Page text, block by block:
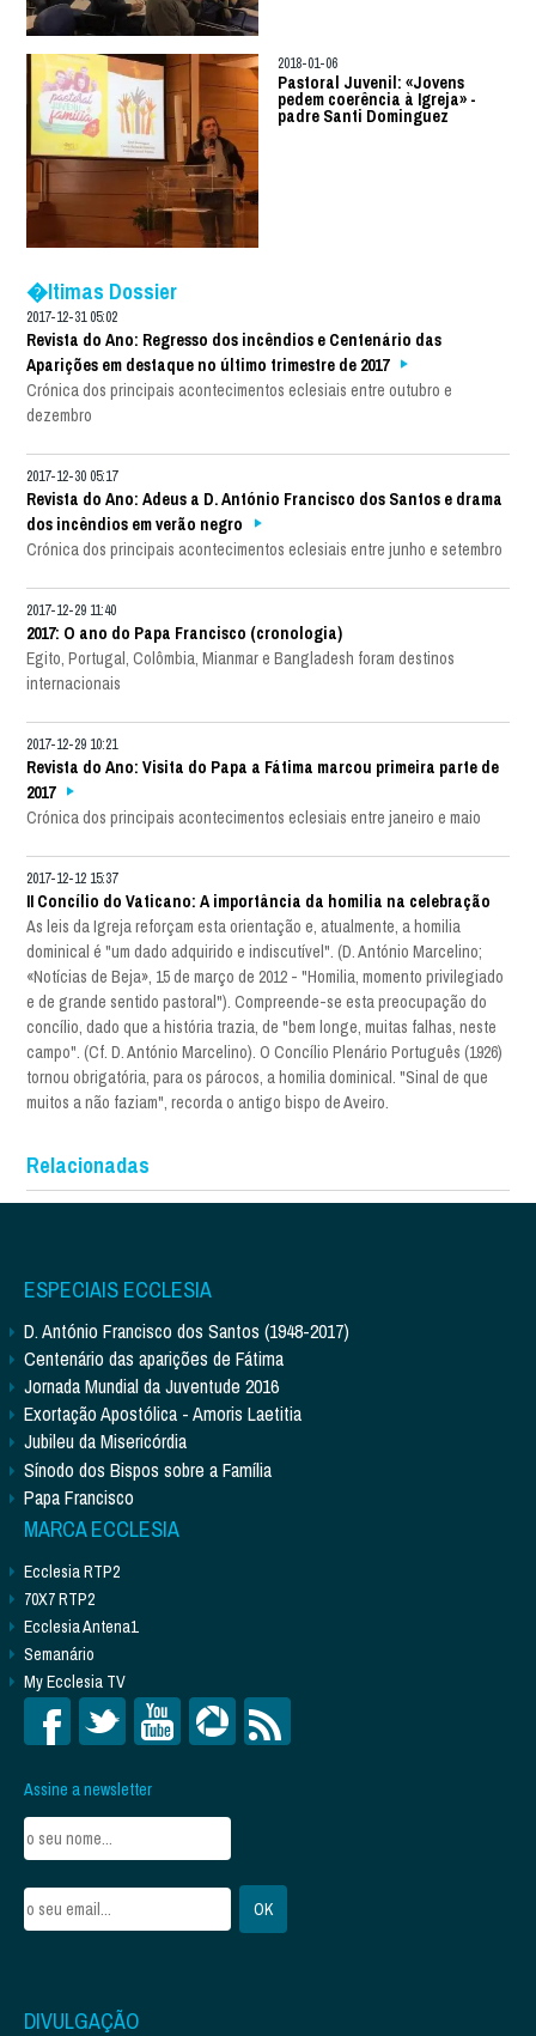
2018-01-06
Pastoral Juvenil: «Jovens
pedem coerência à Igreja» -
padre Santi Dominguez
�ltimas Dossier
2017-12-31 05:02
Revista do Ano: Regresso dos incêndios e Centenário das
Aparições em destaque no último trimestre de 2017
Crónica dos principais acontecimentos eclesiais entre outubro e
dezembro
2017-12-30 05:17
Revista do Ano: Adeus a D. António Francisco dos Santos e drama
dos incêndios em verão negro
Crónica dos principais acontecimentos eclesiais entre junho e setembro
2017-12-29 11:40
2017: O ano do Papa Francisco (cronologia)
Egito, Portugal, Colômbia, Mianmar e Bangladesh foram destinos
internacionais
2017-12-29 10:21
Revista do Ano: Visita do Papa a Fátima marcou primeira parte de
2017
Crónica dos principais acontecimentos eclesiais entre janeiro e maio
2017-12-12 15:37
II Concílio do Vaticano: A importância da homilia na celebração
As leis da Igreja reforçam esta orientação e, atualmente, a homilia
dominical é "um dado adquirido e indiscutível". (D. António Marcelino;
«Notícias de Beja», 15 de março de 2012 - "Homilia, momento privilegiado
e de grande sentido pastoral"). Compreende-se esta preocupação do
concílio, dado que a história trazia, de "bem longe, muitas falhas, neste
campo". (Cf. D. António Marcelino). O Concílio Plenário Português (1926)
tornou obrigatória, para os párocos, a homilia dominical. "Sinal de que
muitos a não faziam", recorda o antigo bispo de Aveiro.
Relacionadas
ESPECIAIS ECCLESIA
D. António Francisco dos Santos (1948-2017)
Centenário das aparições de Fátima
Jornada Mundial da Juventude 2016
Exortação Apostólica - Amoris Laetitia
Jubileu da Misericórdia
Sínodo dos Bispos sobre a Família
Papa Francisco
MARCA ECCLESIA
Ecclesia RTP2
70X7 RTP2
Ecclesia Antena1
Semanário
My Ecclesia TV
Assine a newsletter
DIVULGAÇÃO